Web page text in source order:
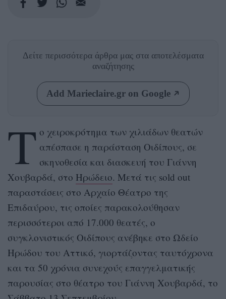
Δείτε περισσότερα άρθρα μας στα αποτελέσματα
αναζήτησης
Add Marieclaire.gr on Google
Τ ο χειροκρότημα των χιλιάδων θεατών
απέσπασε η παράσταση Οιδίπους, σε
σκηνοθεσία και διασκευή του Γιάννη
Χουβαρδά, στο Ηρώδειο. Μετά τις sold out
παραστάσεις στο Αρχαίο Θέατρο της
Επιδαύρου, τις οποίες παρακολούθησαν
περισσότεροι από 17.000 θεατές, ο
συγκλονιστικός Οιδίπους ανέβηκε στο Ωδείο
Ηρώδου του Αττικό, γιορτάζοντας ταυτόχρονα
και τα 50 χρόνια συνεχούς επαγγελματικής
παρουσίας στο θέατρο του Γιάννη Χουβαρδά, το